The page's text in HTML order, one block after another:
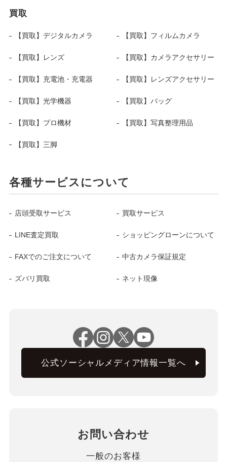
買取
【買取】デジタルカメラ 【買取】フィルムカメラ
【買取】レンズ 【買取】カメラアクセサリー
【買取】充電池・充電器 【買取】レンズアクセサリー
【買取】光学機器 【買取】バッグ
【買取】プロ機材 【買取】写真整理用品
【買取】三脚
各種サービスについて
店頭受取サービス 買取サービス
LINE査定買取 ショッピングローンについて
FAXでのご注文について 中古カメラ保証規定
ズバリ買取 ネット現像
公式ソーシャルメディア情報一覧へ
お問い合わせ
一般のお客様